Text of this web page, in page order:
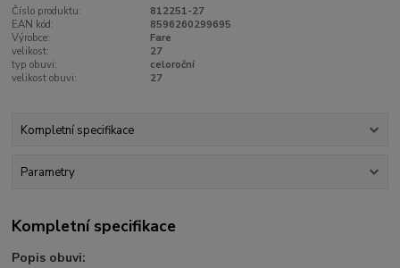
Číslo produktu:
812251-27
EAN kód:
8596260299695
Výrobce:
Fare
velikost:
27
typ obuvi:
celoroční
velikost obuvi:
27
Kompletní specifikace
Parametry
Kompletní specifikace
Popis obuvi: